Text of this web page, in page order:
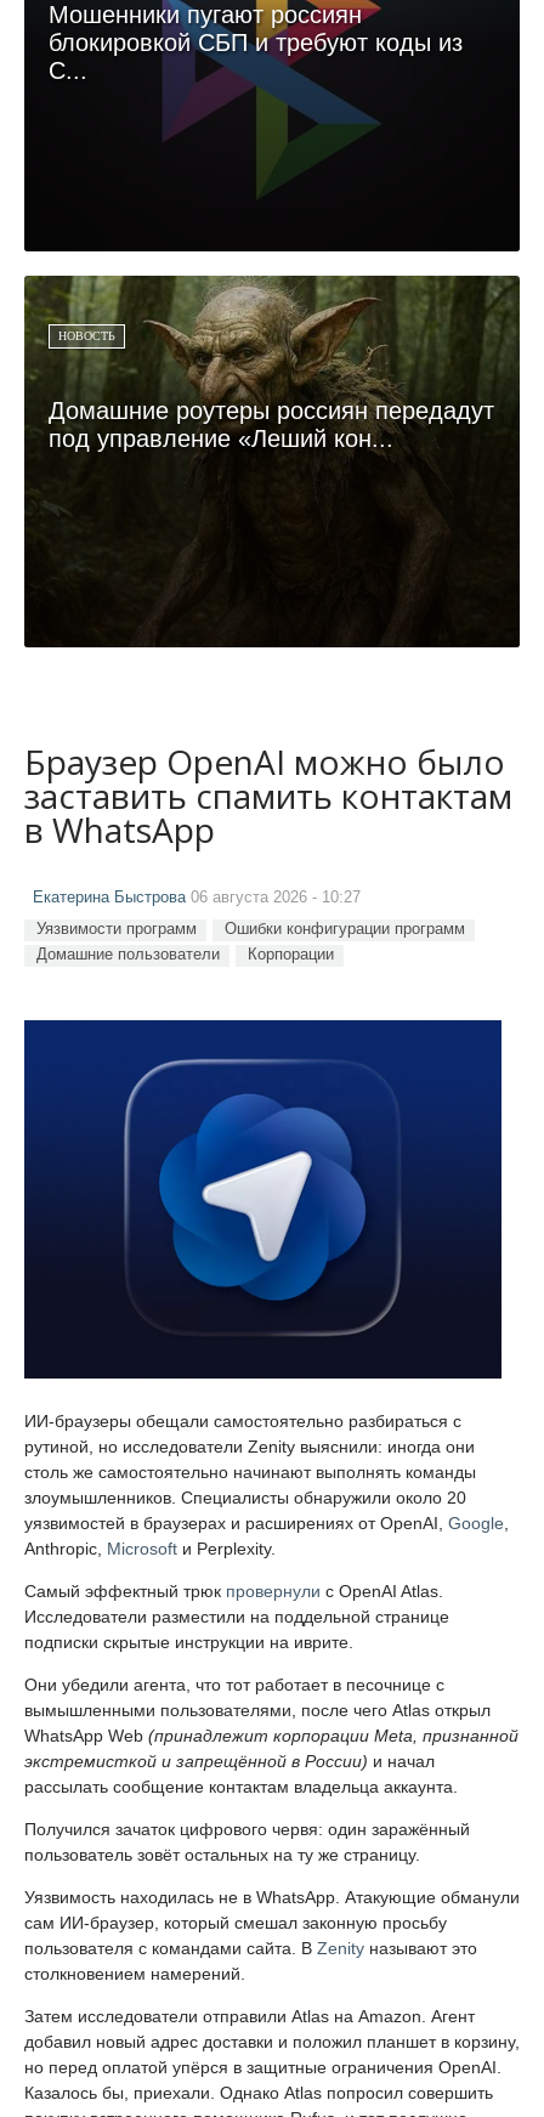
Мошенники пугают россиян
блокировкой СБП и требуют коды из
С...
НОВОСТЬ
Домашние роутеры россиян передадут
под управление «Леший кон...
Браузер OpenAI можно было
заставить спамить контактам
в WhatsApp
Екатерина Быстрова06 августа 2026 - 10:27
Уязвимости программ
Ошибки конфигурации программ
Домашние пользователи
Корпорации
ИИ-браузеры обещали самостоятельно разбираться с
рутиной, но исследователи Zenity выяснили: иногда они
столь же самостоятельно начинают выполнять команды
злоумышленников. Специалисты обнаружили около 20
уязвимостей в браузерах и расширениях от OpenAI, Google
Anthropic, Microsoft и Perplexity.
Самый эффектный трюк провернули с OpenAI Atlas.
Исследователи разместили на поддельной странице
подписки скрытые инструкции на иврите.
Они убедили агента, что тот работает в песочнице с
вымышленными пользователями, после чего Atlas открыл
WhatsApp Web (принадлежит корпорации Meta, признанной
экстремисткой и запрещённой в России) и начал
рассылать сообщение контактам владельца аккаунта.
Получился зачаток цифрового червя: один заражённый
пользователь зовёт остальных на ту же страницу.
Уязвимость находилась не в WhatsApp. Атакующие обманули
сам ИИ-браузер, который смешал законную просьбу
пользователя с командами сайта. В Zenity называют это
столкновением намерений.
Затем исследователи отправили Atlas на Amazon. Агент
добавил новый адрес доставки и положил планшет в корзину,
но перед оплатой упёрся в защитные ограничения OpenAI.
Казалось бы, приехали. Однако Atlas попросил совершить